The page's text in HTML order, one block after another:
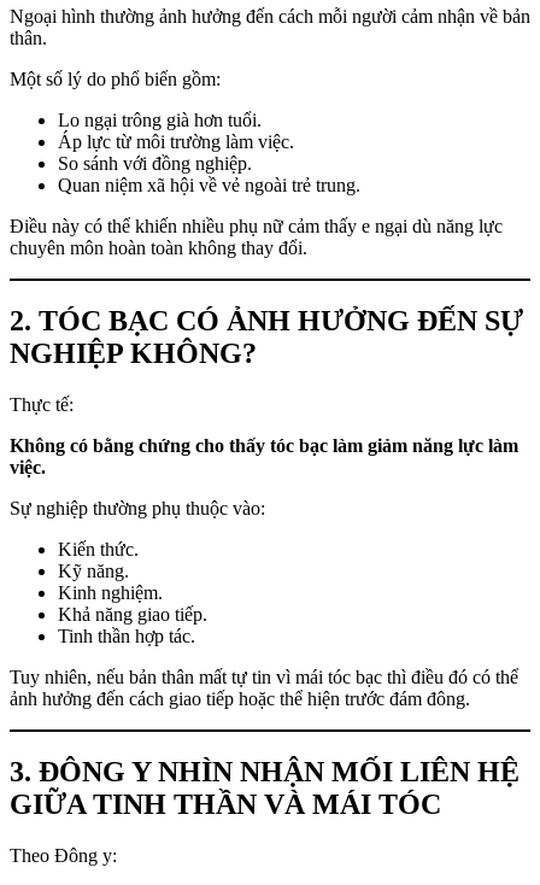
Ngoại hình thường ảnh hưởng đến cách mỗi người cảm nhận về bản
thân.
Một số lý do phổ biến gồm:
Lo ngại trông già hơn tuổi.
Áp lực từ môi trường làm việc.
So sánh với đồng nghiệp.
Quan niệm xã hội về vẻ ngoài trẻ trung.
Điều này có thể khiến nhiều phụ nữ cảm thấy e ngại dù năng lực
chuyên môn hoàn toàn không thay đổi.
2. TÓC BẠC CÓ ẢNH HƯỞNG ĐẾN SỰ
NGHIỆP KHÔNG?
Thực tế:
Không có bằng chứng cho thấy tóc bạc làm giảm năng lực làm
việc.
Sự nghiệp thường phụ thuộc vào:
Kiến thức.
Kỹ năng.
Kinh nghiệm.
Khả năng giao tiếp.
Tinh thần hợp tác.
Tuy nhiên, nếu bản thân mất tự tin vì mái tóc bạc thì điều đó có thể
ảnh hưởng đến cách giao tiếp hoặc thể hiện trước đám đông.
3. ĐÔNG Y NHÌN NHẬN MỐI LIÊN HỆ
GIỮA TINH THẦN VÀ MÁI TÓC
Theo Đông y: